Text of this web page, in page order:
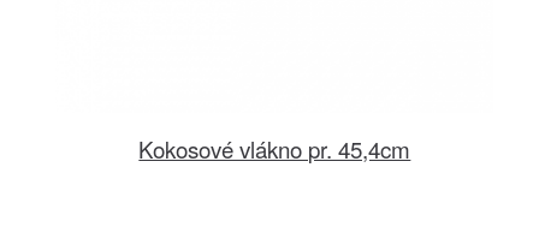
Kokosové vlákno pr. 45,4cm